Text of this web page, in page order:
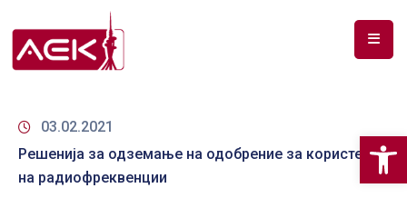
ЗА
ДОКУМЕНТИ
03.02.2021
Решенија за одземање на одобрение за користење
на радиофреквенции